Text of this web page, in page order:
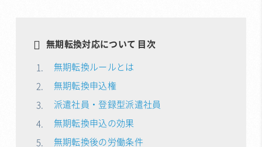
無期転換対応について 目次
無期転換ルールとは
無期転換申込権
派遣社員・登録型派遣社員
無期転換申込の効果
無期転換後の労働条件